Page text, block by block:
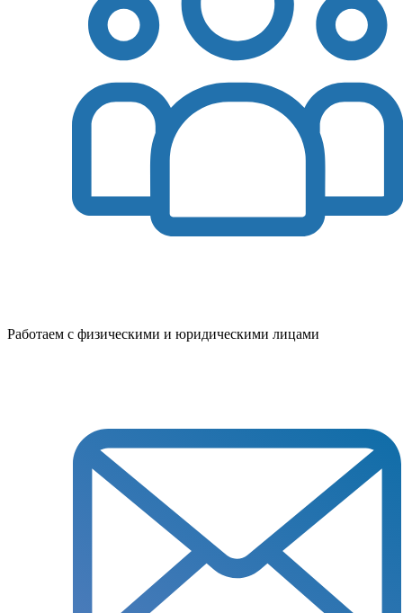
Работаем с физическими и юридическими лицами